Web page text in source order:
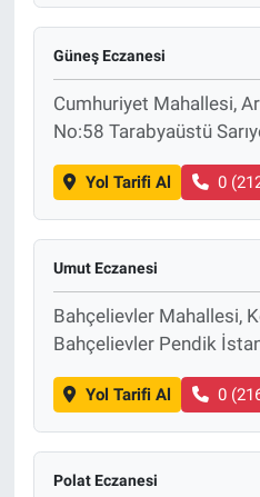
Güneş Eczanesi
Cumhuriyet Mahallesi,
No:58 Tarabyaüstü
Yol Tarifi Al 0
Umut Eczanesi
Bahçelievler Mahallesi,
Bahçelievler Pendik
Yol Tarifi Al 0
Polat Eczanesi